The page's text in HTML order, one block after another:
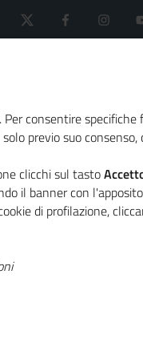
centro dati, talento e
consentire
previo suo
clicchi sul tasto
il banner con
di profilazione,